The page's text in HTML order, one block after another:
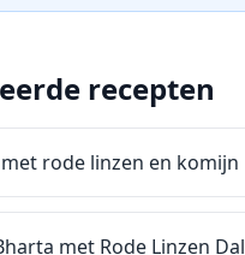
recepten
rode linzen en komijn
met Rode Linzen Dal